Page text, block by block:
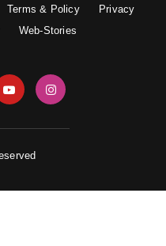
तक उस मरीज़ को सबसे दूर
Terms & Policy
Privacy
Web-Stories